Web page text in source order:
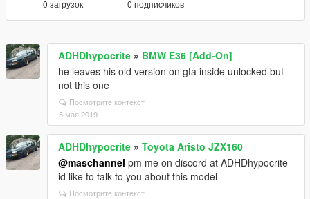
0 загрузок 0 подписчиков
ADHDhypocrite » BMW E36 [Add-On]
he leaves his old version on gta inside unlocked but
not this one
Посмотрите контекст
5 мая 2019
ADHDhypocrite » Toyota Aristo JZX160
@maschannel pm me on discord at ADHDhypocrite
id like to talk to you about this model
Посмотрите контекст